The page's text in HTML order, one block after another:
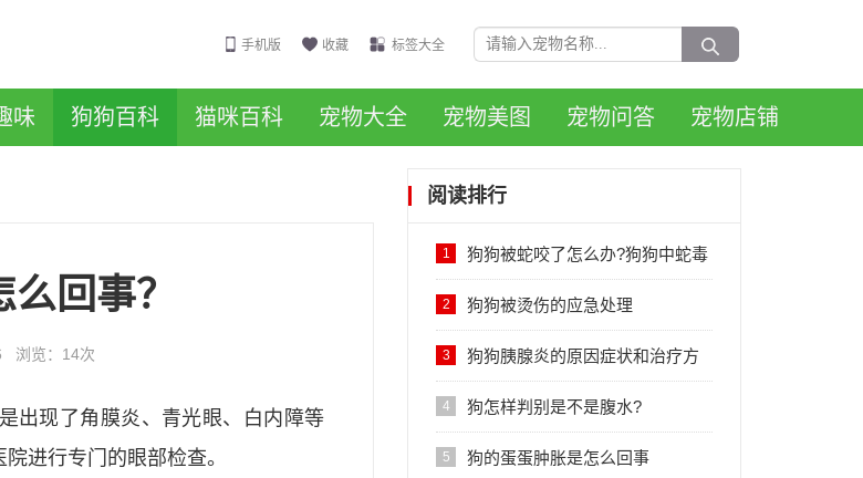
手机版 收藏 标签大全
味 狗狗百科 猫咪百科 宠物大全 宠物美图 宠物问答 宠物店铺
回事？
浏览： 14次
出现了角膜炎、青光眼、白内障等
进行专门的眼部检查。
阅读排行
1 狗狗被蛇咬了怎么办?狗狗中蛇毒
怎么治疗?
2 狗狗被烫伤的应急处理
3 狗狗胰腺炎的原因症状和治疗方
法
4 狗怎样判别是不是腹水?
5 狗的蛋蛋肿胀是怎么回事